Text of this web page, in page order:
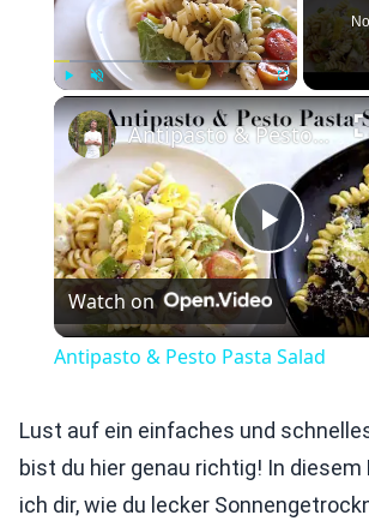
Play Unmute Fullscreen
Play
Video
Antipasto & Pesto Pasta Salad
Watch on
Antipasto & Pesto Pasta Salad
Lust auf ein einfaches und
bist du hier genau richtig! In diesem
ich dir, wie du lecker